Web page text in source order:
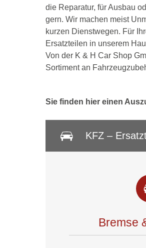
die Reparatur, für Ausbau
gern. Wir machen meist
kurzen Dienstwegen. Für
Ersatzteilen in unserem
Von der K & H Car Shop
Sortiment an
Sie finden hier einen
KFZ –
Bremse